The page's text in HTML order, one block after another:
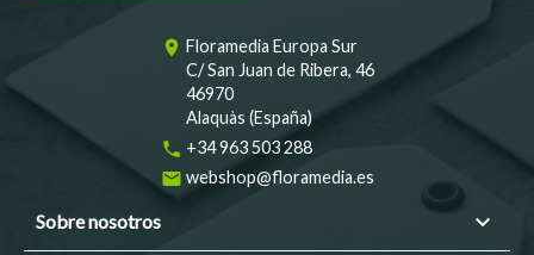
room Floramedia Europa Sur
C/ San Juan de Ribera, 46
46970
Alaquàs (España)
phone +34 963 503 288
email webshop@floramedia.es
Sobre nosotros 